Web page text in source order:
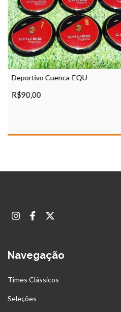
Deportivo Cuenca-EQU
R$90,00
Navegação
Times Clássicos
Seleções